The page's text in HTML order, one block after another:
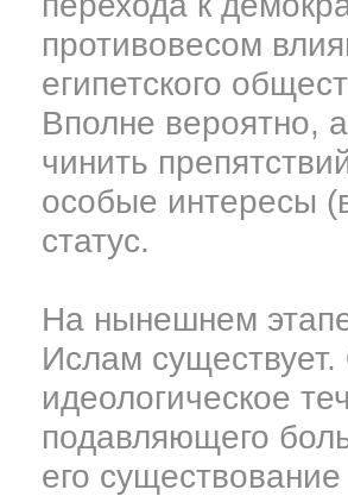
противовесом
египетского
Вполне вероятно,
чинить
особые интересы
статус.
На нынешнем
Ислам
идеологическое
подавляющего
его